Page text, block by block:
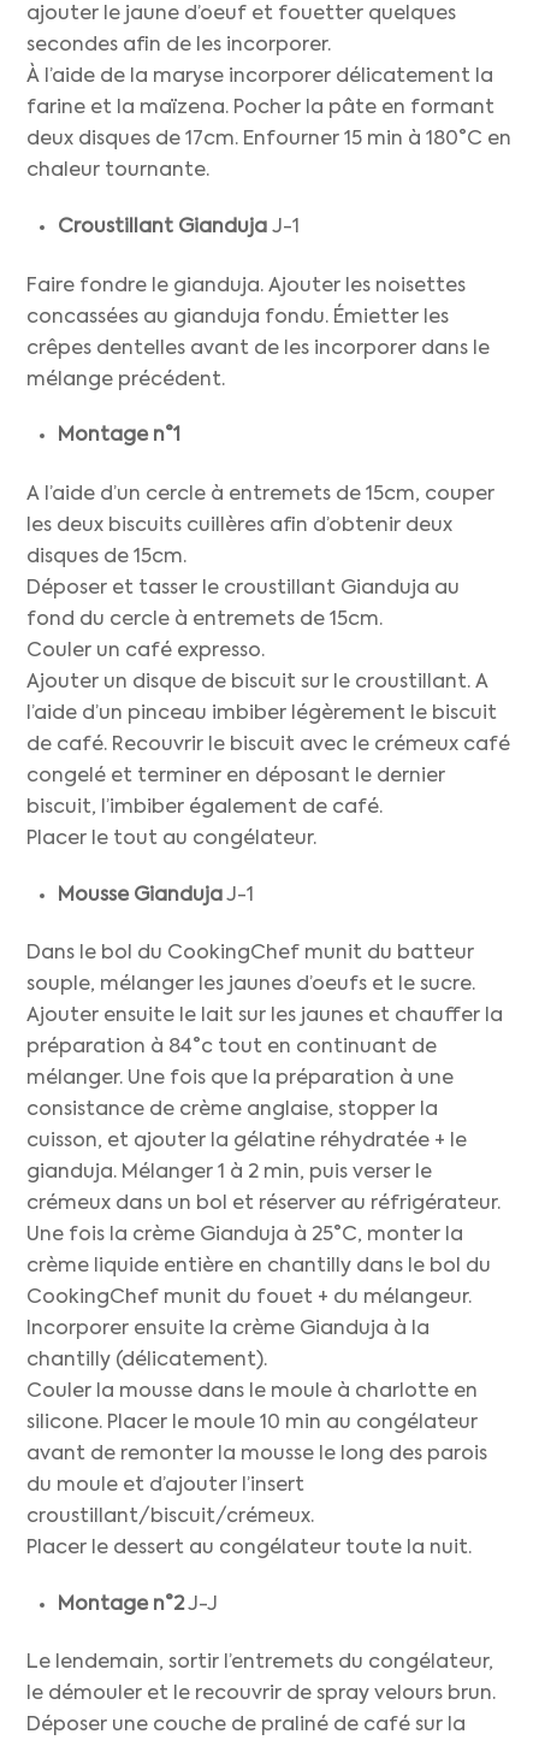
ajouter le jaune d’oeuf et fouetter quelques
secondes afin de les incorporer.
À l’aide de la maryse incorporer délicatement la
farine et la maïzena. Pocher la pâte en formant
deux disques de 17cm. Enfourner 15 min à 180°C en
chaleur tournante.
Croustillant Gianduja J-1
Faire fondre le gianduja. Ajouter les noisettes
concassées au gianduja fondu. Émietter les
crêpes dentelles avant de les incorporer dans le
mélange précédent.
Montage n°1
A l’aide d’un cercle à entremets de 15cm, couper
les deux biscuits cuillères afin d’obtenir deux
disques de 15cm.
Déposer et tasser le croustillant Gianduja au
fond du cercle à entremets de 15cm.
Couler un café expresso.
Ajouter un disque de biscuit sur le croustillant. A
l’aide d’un pinceau imbiber légèrement le biscuit
de café. Recouvrir le biscuit avec le crémeux café
congelé et terminer en déposant le dernier
biscuit, l’imbiber également de café.
Placer le tout au congélateur.
Mousse GiandujaJ-1
Dans le bol du CookingChef munit du batteur
souple, mélanger les jaunes d’oeufs et le sucre.
Ajouter ensuite le lait sur les jaunes et chauffer la
préparation à 84°c tout en continuant de
mélanger. Une fois que la préparation à une
consistance de crème anglaise, stopper la
cuisson, et ajouter la gélatine réhydratée + le
gianduja. Mélanger 1 à 2 min, puis verser le
crémeux dans un bol et réserver au réfrigérateur.
Une fois la crème Gianduja à 25°C, monter la
crème liquide entière en chantilly dans le bol du
CookingChef munit du fouet + du mélangeur.
Incorporer ensuite la crème Gianduja à la
chantilly (délicatement).
Couler la mousse dans le moule à charlotte en
silicone. Placer le moule 10 min au congélateur
avant de remonter la mousse le long des parois
du moule et d’ajouter l’insert
croustillant/biscuit/crémeux.
Placer le dessert au congélateur toute la nuit.
Montage n°2J-J
Le lendemain, sortir l’entremets du congélateur,
le démouler et le recouvrir de spray velours brun.
Déposer une couche de praliné de café sur la